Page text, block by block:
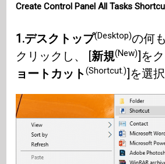
Create Control Panel All Tasks
1.デスクトップ(Desktop)の何
クリックし、 [新規(New)]を
ョートカット(Shortcut.)]を選